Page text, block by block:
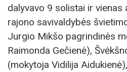
dalyvavo 9 solistai ir vienas
rajono savivaldybės
Jurgio Mikšo pagrindinės
Raimonda Gečienė),
(mokytoja Vidilija